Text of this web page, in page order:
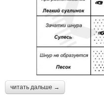
читать дальше →